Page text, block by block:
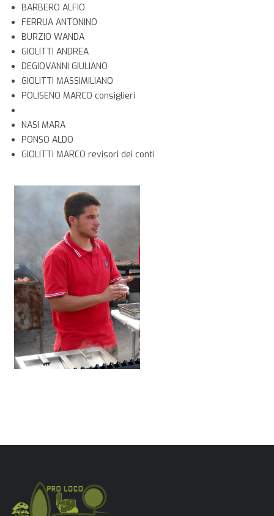
BARBERO ALFIO
FERRUA ANTONINO
BURZIO WANDA
GIOLITTI ANDREA
DEGIOVANNI GIULIANO
GIOLITTI MASSIMILIANO
POLISENO MARCO consiglieri
NASI MARA
PONSO ALDO
GIOLITTI MARCO revisori dei conti